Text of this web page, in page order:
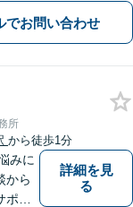
士へご相談くださ
題・離婚問題・男女
故・企業法務等幅広
でお問い合わせ
所
から徒歩1分
みに
から
ー
詳細を見
る